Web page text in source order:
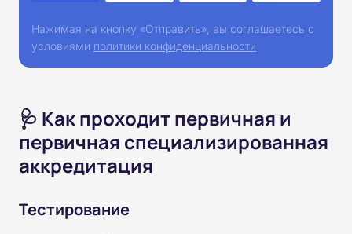
Нажимая на кнопку «Отправить», вы соглашаетесь с
условиями политики конфиденциальности
🩺 Как проходит первичная и
первичная специализированная
аккредитация
Тестирование